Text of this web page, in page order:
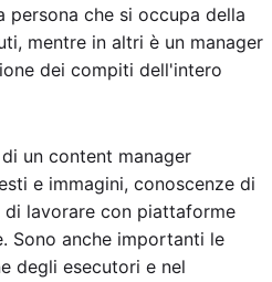
persona che si occupa della
mentre in altri è un manager
dei compiti dell'intero
un content manager
e immagini, conoscenze di
di lavorare con piattaforme
Sono anche importanti le
degli esecutori e nel